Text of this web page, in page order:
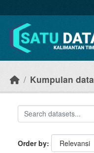
Kumpulan data
Order by